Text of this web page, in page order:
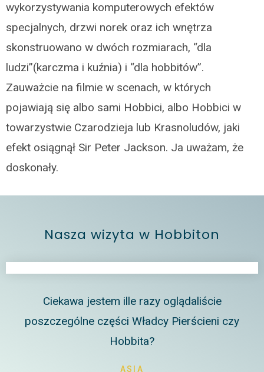
wykorzystywania komputerowych efektów
specjalnych, drzwi norek oraz ich wnętrza
skonstruowano w dwóch rozmiarach, “dla
ludzi”(karczma i kuźnia) i “dla hobbitów”.
Zauważcie na filmie w scenach, w których
pojawiają się albo sami Hobbici, albo Hobbici w
towarzystwie Czarodzieja lub Krasnoludów, jaki
efekt osiągnął Sir Peter Jackson. Ja uważam, że
doskonały.
Nasza wizyta w Hobbiton
Ciekawa jestem ille razy oglądaliście
poszczególne części Władcy Pierścieni czy
Hobbita?
ASIA